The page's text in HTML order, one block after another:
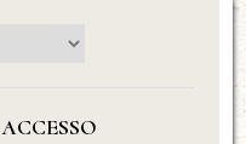
ACCESSO